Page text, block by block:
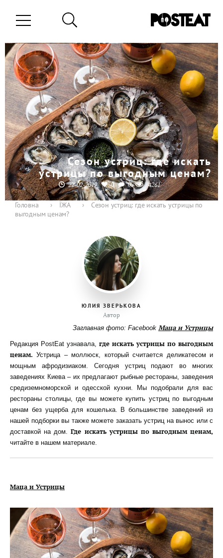
Сезон устриц: где искать
устрицы по выгодным ценам?
22-02-2019 0 0 4261
Головна › ЇЖА ›
Сезон устриц: где искать устрицы по
выгодным ценам?
ЮЛИЯ ЗВЕРЬКОВА
Автор
Заглавная фото: Facebook Маца и Устрицы
Редакция PostEat узнавала, где искать устрицы по выгодным
ценам.Устрица – моллюск, который считается деликатесом и
мощным афродизиаком. Сегодня устриц подают во многих
заведениях Киева – их предлагают рыбные рестораны, заведения
средиземноморской и одесской кухни. Мы подобрали для вас
рестораны столицы, где вы можете купить устриц по выгодным
ценам без ущерба для кошелька. В большинстве заведений из
нашей подборки вы также можете заказать устриц на вынос или с
доставкой на дом.Где искать устрицы по выгодным ценам,
читайте в нашем материале.
Маца и Устрицы